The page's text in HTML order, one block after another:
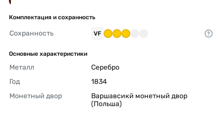
Комплектация и сохранность
Сохранность VF
Основные характеристики
Металл
Серебро
Год
1834
Монетный двор
Варшавсикй монетный двор
(Польша)